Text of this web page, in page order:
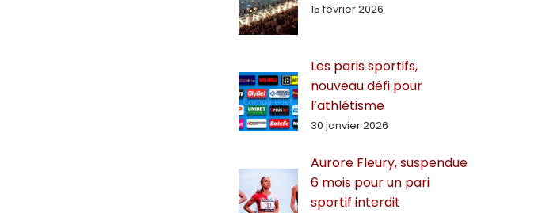
15 février 2026
Les paris sportifs,
nouveau défi pour
l’athlétisme
30 janvier 2026
Aurore Fleury, suspendue
6 mois pour un pari
sportif interdit